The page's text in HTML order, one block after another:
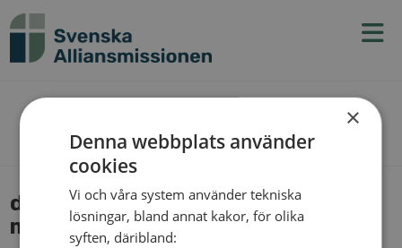
dof­ten-av-ny­ba­ka­de-bul­lar-i-
ma­lawi_1
×
Denna webbplats använder
cookies
Vi och våra system använder tekniska
lösningar, bland annat kakor, för olika
syften, däribland: